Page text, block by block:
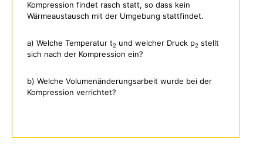
Kompression findet rasch statt, so dass kein
Wärmeaustausch mit der Umgebung stattfindet.
a) Welche Temperatur t2 und welcher Druck p2 stellt
sich nach der Kompression ein?
b) Welche Volumenänderungsarbeit wurde bei der
Kompression verrichtet?